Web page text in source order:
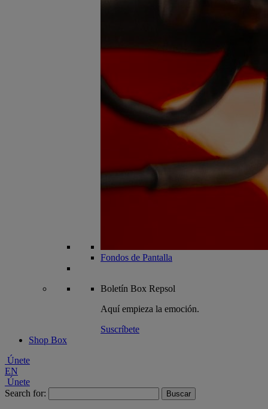
Fondos de Pantalla
Boletín Box Repsol
Aquí empieza la emoción.
Suscríbete
Shop Box
Únete
EN
Únete
Search for: